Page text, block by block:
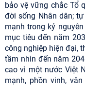
bảo vệ vững chắc Tổ
đời sống Nhân dân;
mạnh trong kỷ
mục tiêu đến năm
công nghiệp hiện đại,
tầm nhìn đến năm
cao vì một nước Việt
mạnh, phồn vinh,